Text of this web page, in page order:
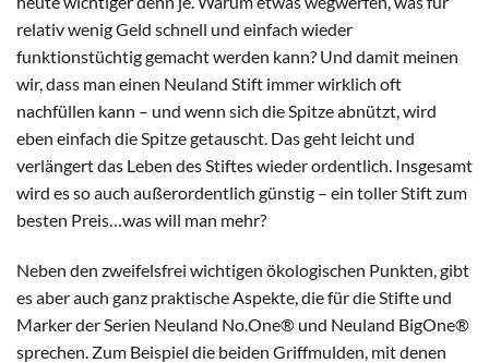
relativ wenig Geld schnell und einfach wieder
funktionstüchtig gemacht werden kann? Und damit meinen
wir, dass man einen Neuland Stift immer wirklich oft
nachfüllen kann – und wenn sich die Spitze abnützt, wird
eben einfach die Spitze getauscht. Das geht leicht und
verlängert das Leben des Stiftes wieder ordentlich. Insgesamt
wird es so auch außerordentlich günstig – ein toller Stift zum
besten Preis…was will man mehr?
Neben den zweifelsfrei wichtigen ökologischen Punkten, gibt
es aber auch ganz praktische Aspekte, die für die Stifte und
Marker der Serien Neuland No.One® und Neuland BigOne®
sprechen. Zum Beispiel die beiden Griffmulden, mit denen